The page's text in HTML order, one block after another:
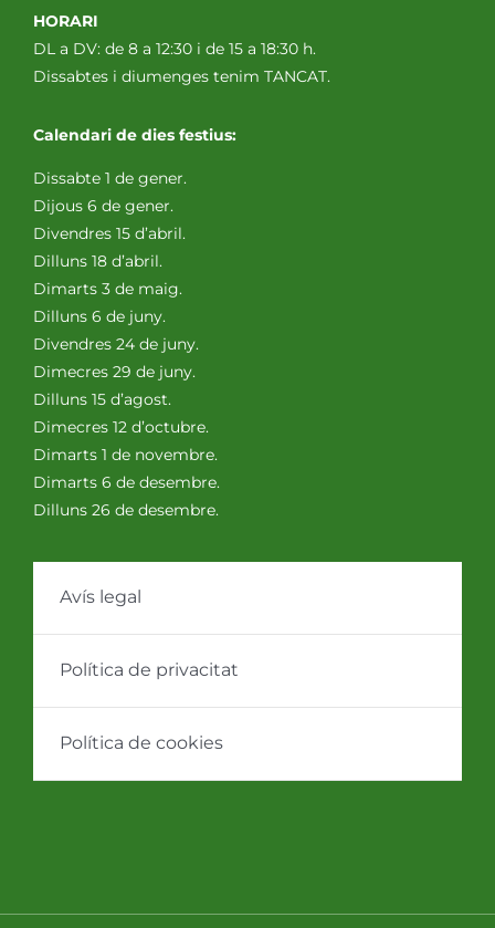
HORARI
DL a DV: de 8 a 12:30 i de 15 a 18:30 h.
Dissabtes i diumenges tenim TANCAT.
Calendari de dies festius:
Dissabte 1 de gener.
Dijous 6 de gener.
Divendres 15 d’abril.
Dilluns 18 d’abril.
Dimarts 3 de maig.
Dilluns 6 de juny.
Divendres 24 de juny.
Dimecres 29 de juny.
Dilluns 15 d’agost.
Dimecres 12 d’octubre.
Dimarts 1 de novembre.
Dimarts 6 de desembre.
Dilluns 26 de desembre.
Avís legal
Política de privacitat
Política de cookies